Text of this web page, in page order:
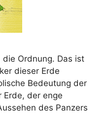
Ordnung. Das ist
dieser Erde
Bedeutung der
Erde, der enge
des Panzers